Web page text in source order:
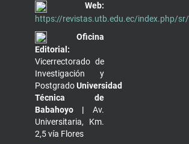
Web:
https://revistas.utb.edu.ec/index.php/sr/
Oficina
Editorial:
Vicerrectorado de
Investigación y
PostgradoUniversidad
Técnica de
Babahoyo | Av.
Universitaria, Km.
2,5 vía Flores